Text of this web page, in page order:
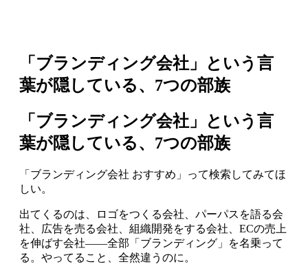
「ブランディング会社」という言
葉が隠している、7つの部族
「ブランディング会社」という言
葉が隠している、7つの部族
「ブランディング会社 おすすめ」って検索してみてほ
しい。
出てくるのは、ロゴをつくる会社、パーパスを語る会
社、広告を売る会社、組織開発をする会社、ECの売上
を伸ばす会社——全部「ブランディング」を名乗って
る。やってること、全然違うのに。